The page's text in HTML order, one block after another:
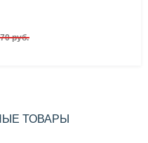
руб.
ТОВАРЫ